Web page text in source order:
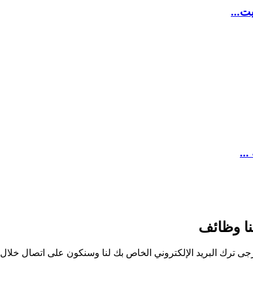
...
وظائف
ترك البريد الإلكتروني الخاص بك لنا وسنكون على اتصال خلال 24 ساعة.